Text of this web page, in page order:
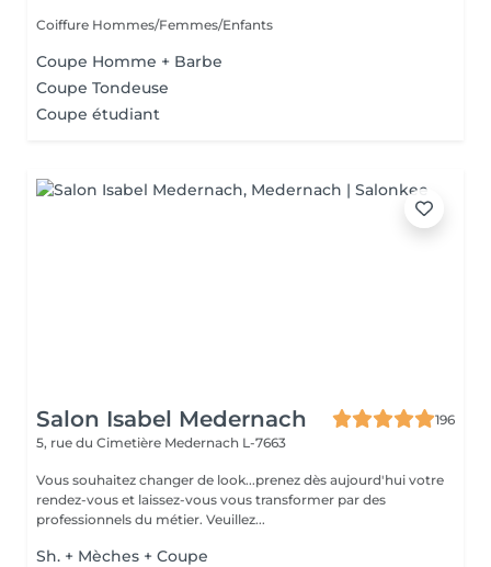
Coiffure Hommes/Femmes/Enfants
Coupe Homme + Barbe
Coupe Tondeuse
Coupe étudiant
Salon Isabel Medernach
196
5, rue du Cimetière Medernach L-7663
Vous souhaitez changer de look...prenez dès aujourd'hui votre
rendez-vous et laissez-vous vous transformer par des
professionnels du métier. Veuillez...
Sh. + Mèches + Coupe